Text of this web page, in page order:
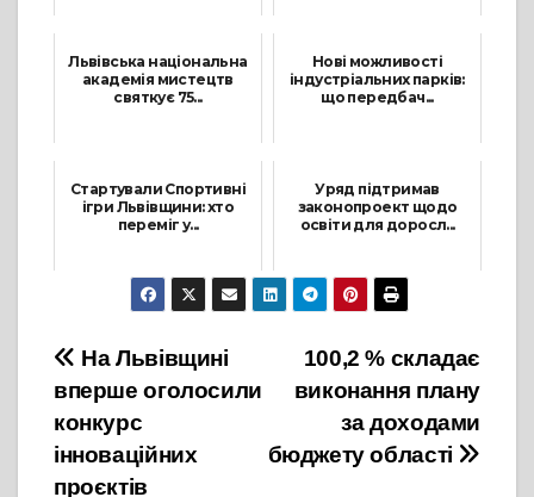
Львівська національна
академія мистецтв
святкує 75...
Нові можливості
індустріальних парків:
що передбач...
Стартували Спортивні
ігри Львівщини: хто
переміг у...
14 Лютого, 2022
Уряд підтримав
законопроект щодо
освіти для доросл...
9 Лютого, 2022
Навігація
записів
100,2 % складає
виконання плану
за доходами
бюджету області
На Львівщині
вперше оголосили
конкурс
інноваційних
проєктів